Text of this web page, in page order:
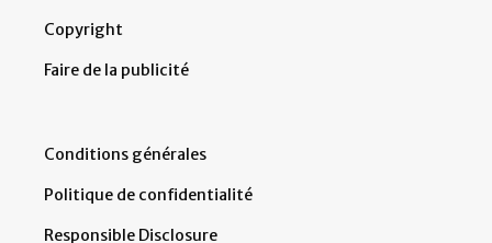
Copyright
Faire de la publicité
Conditions générales
Politique de confidentialité
Responsible Disclosure